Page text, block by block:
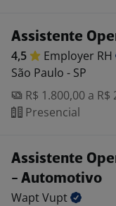
Assistente
4,5 Employer RH
São Paulo - SP
R$ 1.800,00 a R$
Presencial
Assistente
- Automotivo
WaptVupt